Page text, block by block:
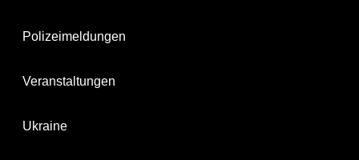
Polizeimeldungen
Veranstaltungen
Ukraine